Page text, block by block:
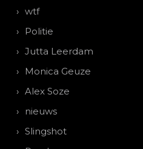
wtf
Politie
Jutta Leerdam
Monica Geuze
Alex Soze
nieuws
Slingshot